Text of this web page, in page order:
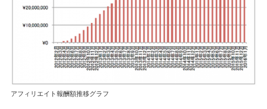
アフィリエイト報酬額推移グラフ